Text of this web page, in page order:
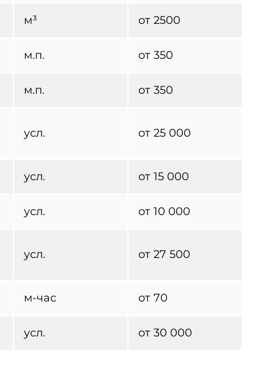
м³ от 2500
м.п. от 350
м.п. от 350
усл. от 25 000
усл. от 15 000
усл. от 10 000
усл. от 27 500
м-час от 70
усл. от 30 000